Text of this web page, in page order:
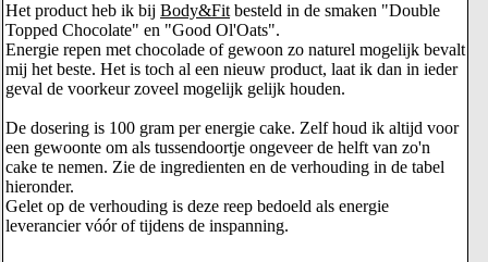
Het product heb ik bij Body&Fit besteld in de smaken "Double
Topped Chocolate" en "Good Ol'Oats".
Energie repen met chocolade of gewoon zo naturel mogelijk bevalt
mij het beste. Het is toch al een nieuw product, laat ik dan in ieder
geval de voorkeur zoveel mogelijk gelijk houden.
De dosering is 100 gram per energie cake. Zelf houd ik altijd voor
een gewoonte om als tussendoortje ongeveer de helft van zo'n
cake te nemen. Zie de ingredienten en de verhouding in de tabel
hieronder.
Gelet op de verhouding is deze reep bedoeld als energie
leverancier vóór of tijdens de inspanning.